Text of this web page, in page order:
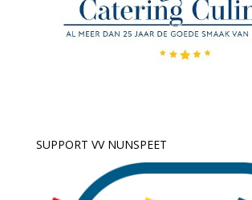
SUPPORT VV NUNSPEET